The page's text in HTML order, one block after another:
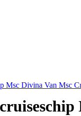
Msc Divina Van Msc